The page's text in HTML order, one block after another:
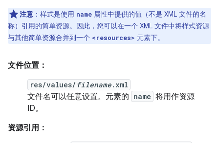
注意 ：样式是使用 name 属性中提供的值（不是 XML 文件的名
称）引用的简单资源。因此，您可以在一个 XML 文件中将样式资源
与其他简单资源合并到一个 <resources> 元素下。
文件位置：
res/values/ filename.xml
文件名可以任意设置。元素的 name 将用作资源
ID。
资源引用：